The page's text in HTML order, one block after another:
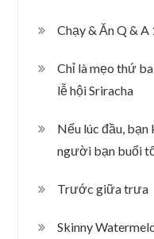
Chạy & Ăn Q & A
Chỉ là mẹo thứ
lễ hội Sriracha
Nếu lúc đầu, bạn
người bạn buổi
Trước giữa trưa
Skinny